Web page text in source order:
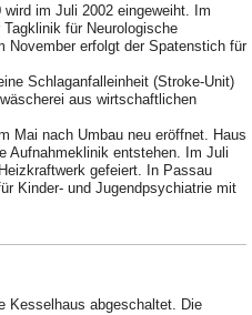
im Juli 2002 eingeweiht. Im
für Neurologische
November erfolgt der Spatenstich für
Schlaganfalleinheit (Stroke-Unit)
aus wirtschaftlichen
Mai nach Umbau neu eröffnet. Haus
Aufnahmeklinik entstehen. Im Juli
gefeiert. In Passau
Kinder- und Jugendpsychiatrie mit
Kesselhaus abgeschaltet. Die